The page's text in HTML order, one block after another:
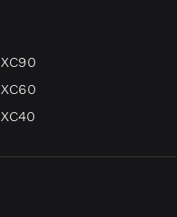
XC90
XC60
XC40